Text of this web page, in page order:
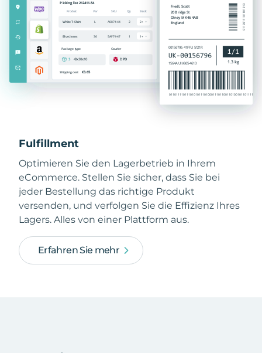
Fulfillment
Optimieren Sie den Lagerbetrieb in Ihrem
eCommerce. Stellen Sie sicher, dass Sie bei
jeder Bestellung das richtige Produkt
versenden, und verfolgen Sie die Effizienz Ihres
Lagers. Alles von einer Plattform aus.
Erfahren Sie mehr